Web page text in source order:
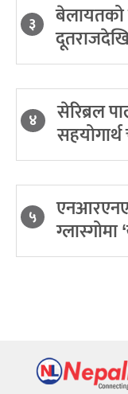
३
४ सेरिब्रल
सहयोगार्थ
५